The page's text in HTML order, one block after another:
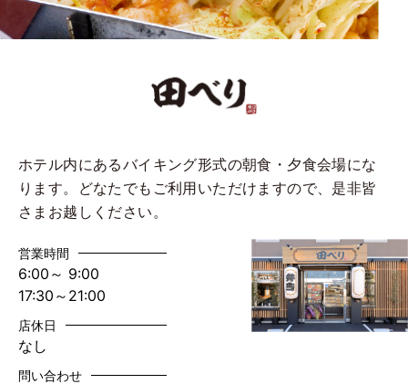
ホテル内にあるバイキング形式の朝食・夕食会場にな
ります。どなたでもご利用いただけますので、是非皆
さまお越しください。
営業時間
6:00～ 9:00
17:30～21:00
店休日
なし
問い合わせ